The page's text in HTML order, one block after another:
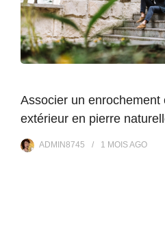
Associer un enrochement
extérieur en pierre
ADMIN8745 1 MOISAGO